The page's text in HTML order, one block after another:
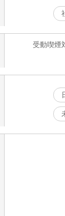
受動喫煙